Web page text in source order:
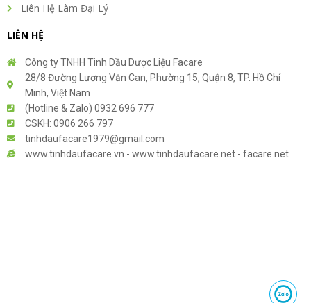
Liên Hệ Làm Đại Lý
LIÊN HỆ
Công ty TNHH Tinh Dầu Dược Liệu Facare
28/8 Đường Lương Văn Can, Phường 15, Quận 8, TP. Hồ Chí
Minh, Việt Nam
(Hotline & Zalo) 0932 696 777
CSKH: 0906 266 797
tinhdaufacare1979@gmail.com
www.tinhdaufacare.vn - www.tinhdaufacare.net - facare.net